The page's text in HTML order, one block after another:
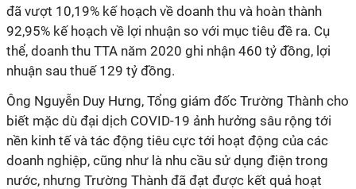
đã vượt 10,19% kế hoạch về doanh thu và hoàn thành
92,95% kế hoạch về lợi nhuận so với mục tiêu đề ra. Cụ
thể, doanh thu TTA năm 2020 ghi nhận 460 tỷ đồng, lợi
nhuận sau thuế 129 tỷ đồng.
Ông Nguyễn Duy Hưng, Tổng giám đốc Trường Thành cho
biết mặc dù đại dịch COVID-19 ảnh hưởng sâu rộng tới
nền kinh tế và tác động tiêu cực tới hoạt động của các
doanh nghiệp, cũng như là nhu cầu sử dụng điện trong
nước, nhưng Trường Thành đã đạt được kết quả hoạt